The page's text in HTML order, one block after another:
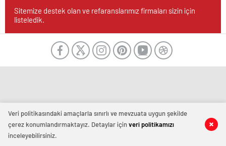
Sitemize destek olan ve refaranslarımız firmaları sizin için
listeledik.
Veri politikasındaki amaçlarla sınırlı ve mevzuata uygun şekilde
çerez konumlandırmaktayız. Detaylar içinveri politikamızı
inceleyebilirsiniz.